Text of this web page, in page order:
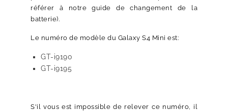
référer à notre guide de changement de la
batterie).
Le numéro de modèle du Galaxy S4 Mini est:
GT-i9190
GT-i9195
S'il vous est impossible de relever ce numéro, il